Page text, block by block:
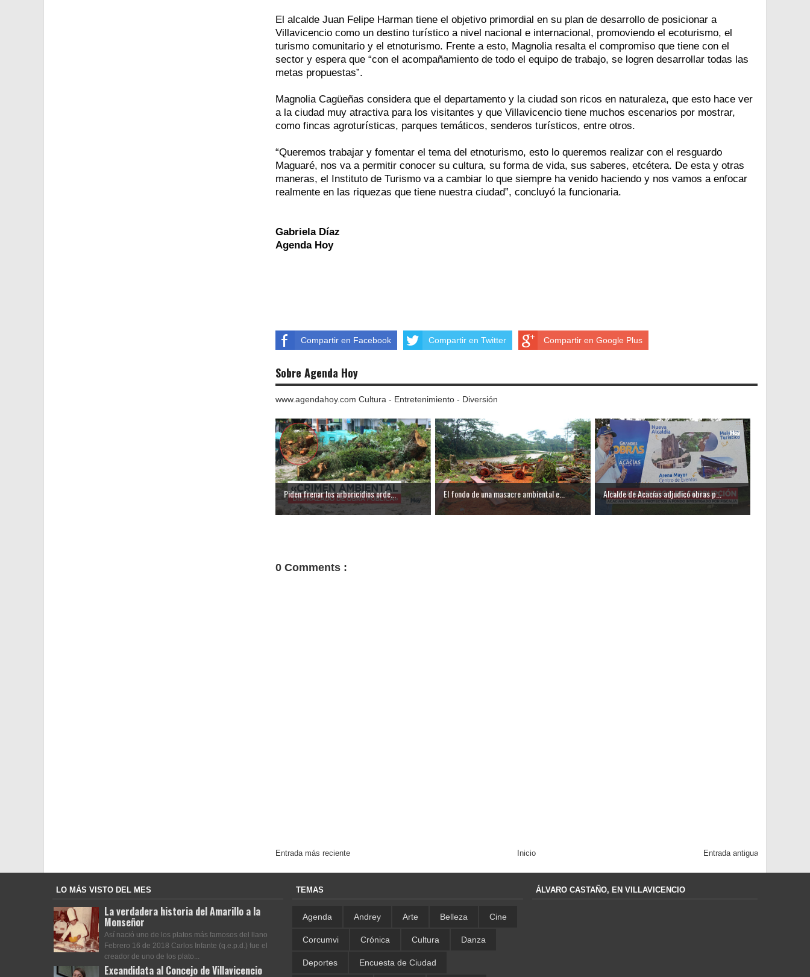
El alcalde Juan Felipe Harman tiene el objetivo primordial en su plan de desarrollo de posicionar a
Villavicencio como un destino turístico a nivel nacional e internacional, promoviendo el ecoturismo, el
turismo comunitario y el etnoturismo. Frente a esto, Magnolia resalta el compromiso que tiene con el
sector y espera que “con el acompañamiento de todo el equipo de trabajo, se logren desarrollar todas las
metas propuestas”.
Magnolia Cagüeñas considera que el departamento y la ciudad son ricos en naturaleza, que esto hace ver
a la ciudad muy atractiva para los visitantes y que Villavicencio tiene muchos escenarios por mostrar,
como fincas agroturísticas, parques temáticos, senderos turísticos, entre otros.
“Queremos trabajar y fomentar el tema del etnoturismo, esto lo queremos realizar con el resguardo
Maguaré, nos va a permitir conocer su cultura, su forma de vida, sus saberes, etcétera. De esta y otras
maneras, el Instituto de Turismo va a cambiar lo que siempre ha venido haciendo y nos vamos a enfocar
realmente en las riquezas que tiene nuestra ciudad”, concluyó la funcionaria.
Gabriela Díaz
Agenda Hoy
Compartir en Facebook Compartir en Twitter Compartir en Google Plus
Sobre Agenda Hoy
www.agendahoy.com Cultura - Entretenimiento - Diversión
Piden frenar los arboricidios orde... El fondo de una masacre ambiental e... Alcalde de Acacías adjudicó obras p...
0 Comments :
Entrada más reciente Entrada antigua
Inicio
LO MÁS VISTO DEL MES
La verdadera historia del Amarillo a la
Monseñor
Así nació uno de los platos más famosos del llano
Febrero 16 de 2018 Carlos Infante (q.e.p.d.) fue el
creador de uno de los plato...
Excandidata al Concejo de Villavicencio
TEMAS
Agenda Andrey Arte Belleza Cine
Corcumvi Crónica Cultura Danza
Deportes Encuesta de Ciudad
ÁLVARO CASTAÑO, EN VILLAVICENCIO